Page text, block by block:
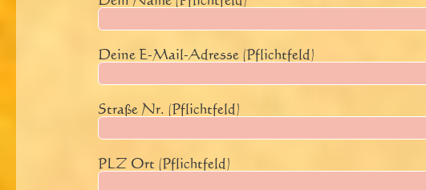
Deine E-Mail-Adresse (Pflichtfeld)
Straße Nr. (Pflichtfeld)
PLZ Ort (Pflichtfeld)